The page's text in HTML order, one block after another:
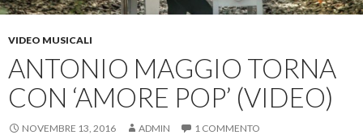
VIDEO MUSICALI
ANTONIO MAGGIO TORNA
CON ‘AMORE POP’ (VIDEO)
NOVEMBRE 13, 2016 ADMIN 1 COMMENTO